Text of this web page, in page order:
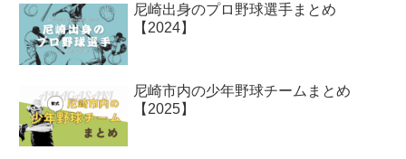
尼崎出身のプロ野球選手まとめ
【2024】
尼崎市内の少年野球チームまとめ
【2025】